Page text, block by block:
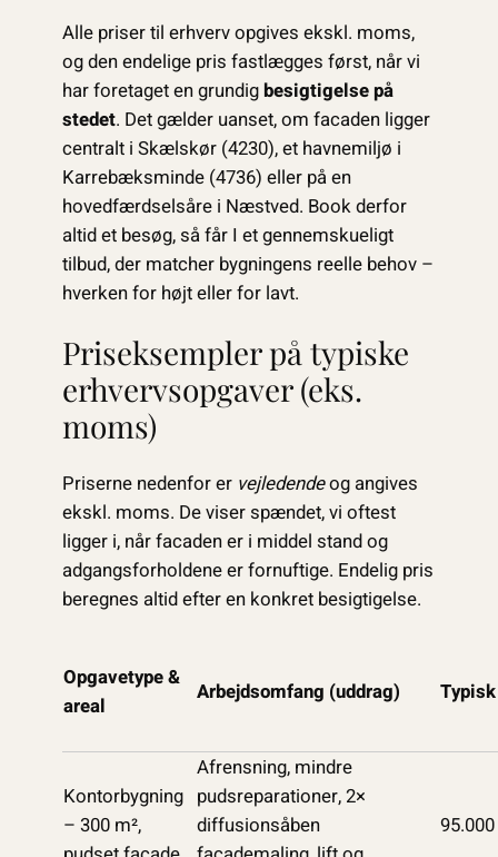
Alle priser til erhverv opgives ekskl. moms,
og den endelige pris fastlægges først, når vi
har foretaget en grundigbesigtigelse på
stedet. Det gælder uanset, om facaden ligger
centralt i Skælskør (4230), et havnemiljø i
Karrebæksminde (4736) eller på en
hovedfærdselsåre i Næstved. Book derfor
altid et besøg, så får I et gennemskueligt
tilbud, der matcher bygningens reelle behov –
hverken for højt eller for lavt.
Priseksempler på typiske
erhvervsopgaver (eks.
moms)
Priserne nedenfor er vejledendeog angives
ekskl. moms. De viser spændet, vi oftest
ligger i, når facaden er i middel stand og
adgangsforholdene er fornuftige. Endelig pris
beregnes altid efter en konkret besigtigelse.
Opgavetype &
areal
Arbejdsomfang (uddrag)
Kontorbygning
– 300 m²,
Afrensning, mindre
pudsreparationer, 2×
diffusionsåben